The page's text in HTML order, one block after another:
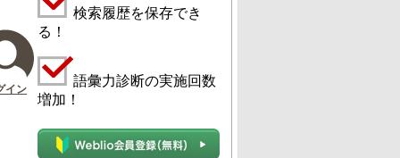
イン
検索履歴を保存でき
る！
語彙力診断の実施回数
増加！